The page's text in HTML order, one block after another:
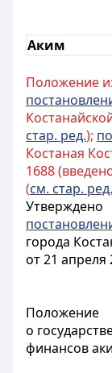
Аким
Положение
стар. ред.);
Костаная
1688
(см. стар. ред.
Утверждено
города
от 21
Положение
о
финансов